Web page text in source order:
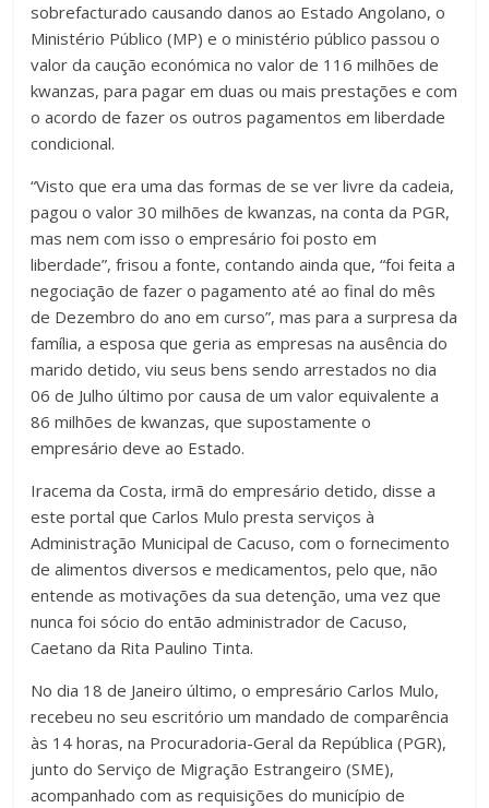
sobrefacturado causando danos ao Estado Angolano, o
Ministério Público (MP) e o ministério público passou o
valor da caução económica no valor de 116 milhões de
kwanzas, para pagar em duas ou mais prestações e com
o acordo de fazer os outros pagamentos em liberdade
condicional.
“Visto que era uma das formas de se ver livre da cadeia,
pagou o valor 30 milhões de kwanzas, na conta da PGR,
mas nem com isso o empresário foi posto em
liberdade”, frisou a fonte, contando ainda que, “foi feita a
negociação de fazer o pagamento até ao final do mês
de Dezembro do ano em curso”, mas para a surpresa da
família, a esposa que geria as empresas na ausência do
marido detido, viu seus bens sendo arrestados no dia
06 de Julho último por causa de um valor equivalente a
86 milhões de kwanzas, que supostamente o
empresário deve ao Estado.
Iracema da Costa, irmã do empresário detido, disse a
este portal que Carlos Mulo presta serviços à
Administração Municipal de Cacuso, com o fornecimento
de alimentos diversos e medicamentos, pelo que, não
entende as motivações da sua detenção, uma vez que
nunca foi sócio do então administrador de Cacuso,
Caetano da Rita Paulino Tinta.
No dia 18 de Janeiro último, o empresário Carlos Mulo,
recebeu no seu escritório um mandado de comparência
às 14 horas, na Procuradoria-Geral da República (PGR),
junto do Serviço de Migração Estrangeiro (SME),
acompanhado com as requisições do município de